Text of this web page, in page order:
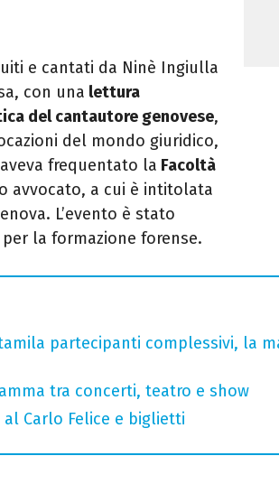
e cantati da Ninè Ingiulla
con una lettura
del cantautore genovese,
del mondo giuridico,
frequentato la Facoltà
avvocato, a cui è intitolata
L’evento è stato
la formazione forense.
partecipanti complessivi, la
tra concerti, teatro e show
Carlo Felice e biglietti